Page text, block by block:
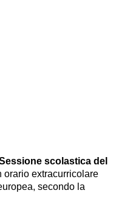
scolastica del
orario extracurricolare
secondo la